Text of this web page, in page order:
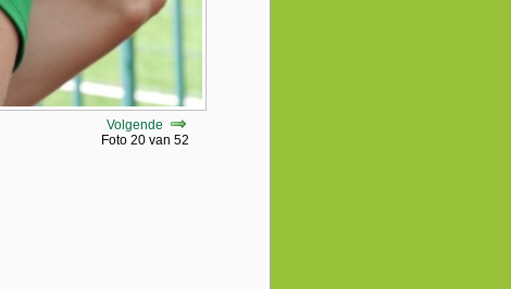
Volgende
Foto 20 van 52